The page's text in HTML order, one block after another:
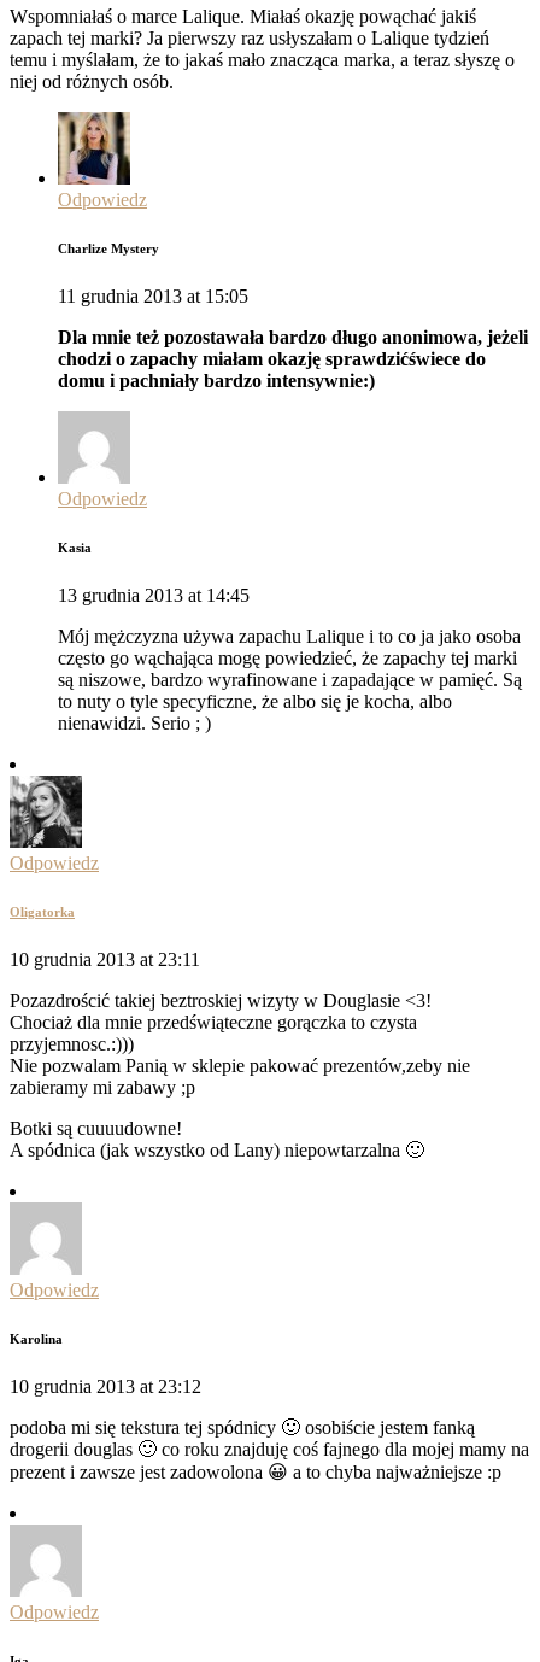
Wspomniałaś o marce Lalique. Miałaś okazję powąchać jakiś
zapach tej marki? Ja pierwszy raz usłyszałam o Lalique tydzień
temu i myślałam, że to jakaś mało znacząca marka, a teraz słyszę o
niej od różnych osób.
Odpowiedz
Charlize Mystery
11 grudnia 2013 at 15:05
Dla mnie też pozostawała bardzo długo anonimowa, jeżeli
chodzi o zapachy miałam okazję sprawdzićświece do
domu i pachniały bardzo intensywnie:)
Odpowiedz
Kasia
13 grudnia 2013 at 14:45
Mój mężczyzna używa zapachu Lalique i to co ja jako osoba
często go wąchająca mogę powiedzieć, że zapachy tej marki
są niszowe, bardzo wyrafinowane i zapadające w pamięć. Są
to nuty o tyle specyficzne, że albo się je kocha, albo
nienawidzi. Serio ; )
Odpowiedz
Oligatorka
10 grudnia 2013 at 23:11
Pozazdrościć takiej beztroskiej wizyty w Douglasie <3!
Chociaż dla mnie przedświąteczne gorączka to czysta
przyjemnosc.:)))
Nie pozwalam Panią w sklepie pakować prezentów,zeby nie
zabieramy mi zabawy ;p
Botki są cuuuudowne!
A spódnica (jak wszystko od Lany) niepowtarzalna 🙂
Odpowiedz
Karolina
10 grudnia 2013 at 23:12
podoba mi się tekstura tej spódnicy 🙂 osobiście jestem fanką
drogerii douglas 🙂 co roku znajduję coś fajnego dla mojej mamy na
prezent i zawsze jest zadowolona 😀 a to chyba najważniejsze :p
Odpowiedz